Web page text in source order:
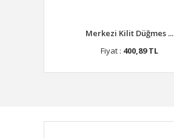
Merkezi Kilit Düğmes ...
Fiyat : 400,89 TL